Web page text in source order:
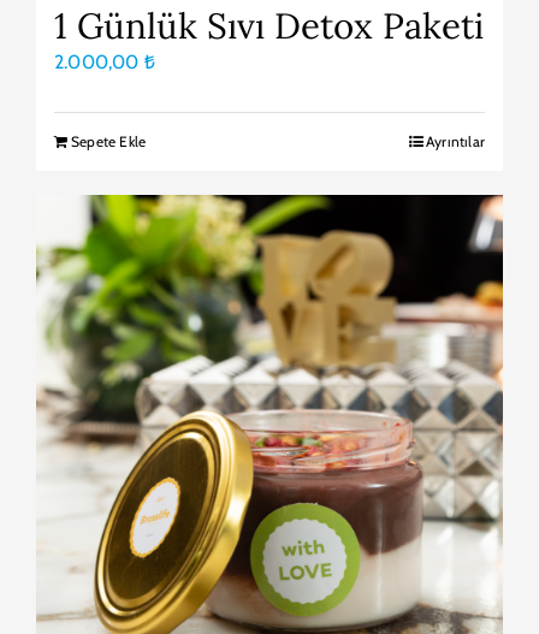
1 Günlük Sıvı Detox Paketi
2.000,00 ₺
Sepete Ekle Ayrıntılar